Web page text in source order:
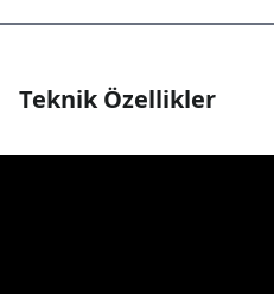
Teknik Özellikler